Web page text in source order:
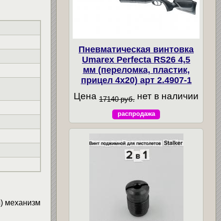
механизм
Пневматическая винтовка
Umarex Perfecta RS26 4,5
мм (переломка, пластик,
прицел 4x20) арт 2.4907-1
Цена 17140 руб. нет в наличии
распродажа